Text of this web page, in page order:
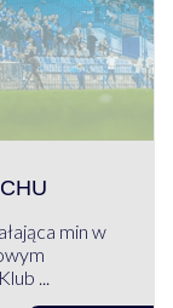
min w
...